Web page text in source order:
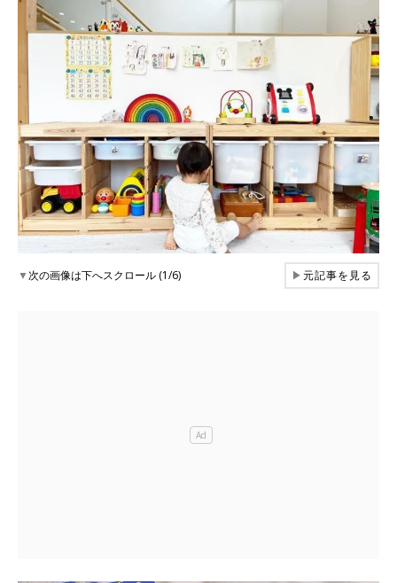
▼次の画像は下へスクロール (1/6) ▶元記事を見る